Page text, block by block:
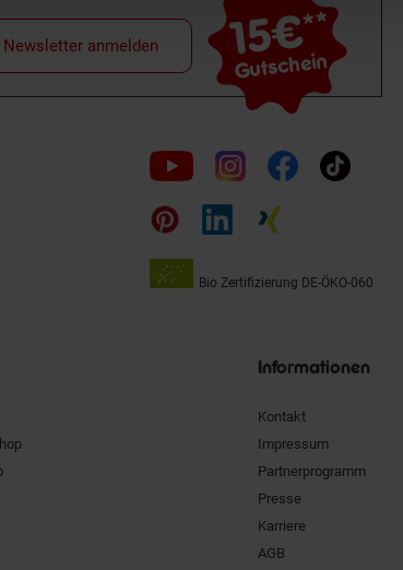
15€**
Gutschein
anmelden
Folge
uns
auf
Bio Zertifizierung DE-ÖKO-060
Informationen
Kontakt
Impressum
Partnerprogramm
Presse
Karriere
AGB